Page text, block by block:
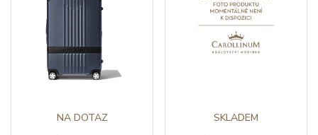
NA DOTAZ SKLADEM